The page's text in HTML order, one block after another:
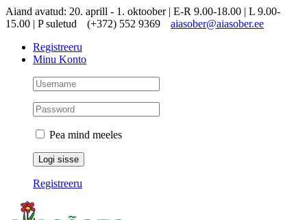
Skip
to
Aiand avatud: 20. aprill - 1. oktoober | E-R 9.00-18.00 | L 9.00-
15.00 | P suletud
(+372) 552 9369
aiasober@aiasober.ee
Registreeru
Minu Konto
Pea mind meeles
Registreeru